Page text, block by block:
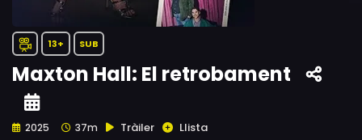
13+ SUB
Maxton Hall: El retrobament
2025 37m Tràiler Llista